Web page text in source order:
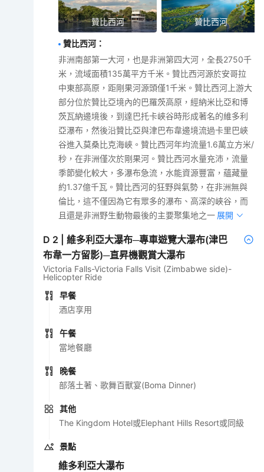
贊比西河 贊比西河
贊比西河 ：
非洲南部第一大河，也是非洲第四大河，全長2750千
米，流域面積135萬平方千米。贊比西河源於安哥拉
中東部高原，距剛果河源頭僅1千米。贊比西河上游大
部分位於贊比亞境內的巴羅茨高原，經納米比亞和博
茨瓦納邊境後，到達巴托卡峽谷時形成著名的維多利
亞瀑布，然後沿贊比亞與津巴布韋邊境流過卡里巴峽
谷進入莫桑比克海峽。贊比西河年均流量1.6萬立方米/
秒，在非洲僅次於剛果河。贊比西河水量充沛，流量
季節變化較大，多瀑布急流，水能資源豐富，蘊藏量
約1.37億千瓦。贊比西河的狂野與氣勢，在非洲無與
倫比，這不僅因為它有眾多的瀑布、高深的峽谷，而
且還是非洲野生動物最後的主要聚集地之一。展開
D 2 |維多利亞大瀑布─專車遊覽大瀑布(津巴
布韋一方留影)─直昇機觀賞大瀑布
Victoria Falls-Victoria Falls Visit (Zimbabwe side)-
Helicopter Ride
早餐
酒店享用
午餐
當地餐廳
晚餐
部落土著、歌舞百獸宴(Boma Dinner)
其他
The Kingdom Hotel或Elephant Hills Resort或同級
景點
維多利亞大瀑布